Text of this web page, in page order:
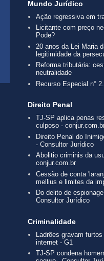
Mundo Jurídico
Ação regressiva em
Licitante com preço
Pode?
20 anos da Lei Maria
legitimidade da
Reforma tributária:
neutralidade
Recurso Especial n°
Direito Penal
TJ-SP aplica penas
culposo -
Direito Penal do
- Consultor Jurídico
Abolitio criminis da
conjur.com.br
Cessão de conta
mellius e limites da
Do delito de
Consultor Jurídico
Criminalidade
Ladrões gravam
internet - G1
TJ-SP condena